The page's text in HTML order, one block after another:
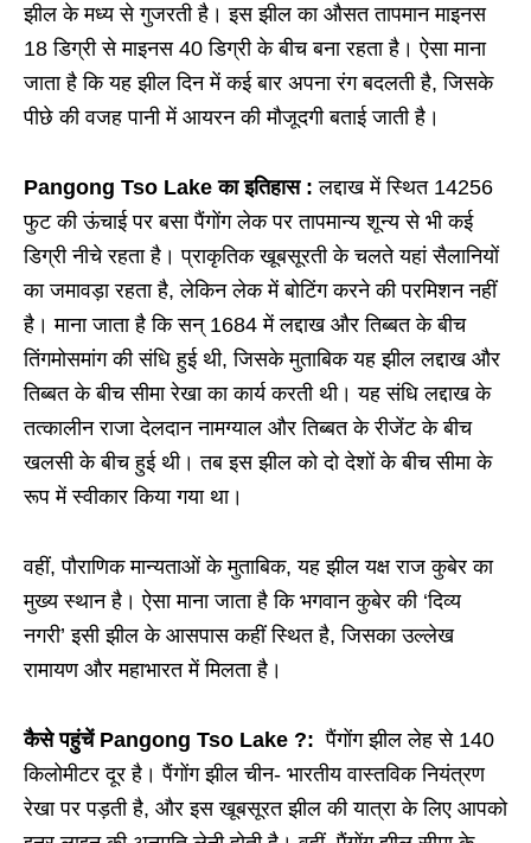
झील के मध्य से गुजरती है। इस झील का औसत तापमान माइनस
18 डिग्री से माइनस 40 डिग्री के बीच बना रहता है। ऐसा माना
जाता है कि यह झील दिन में कई बार अपना रंग बदलती है, जिसके
पीछे की वजह पानी में आयरन की मौजूदगी बताई जाती है।
Pangong Tso Lake का इतिहास : लद्दाख में स्थित 14256
फुट की ऊंचाई पर बसा पैंगोंग लेक पर तापमान्य शून्य से भी कई
डिग्री नीचे रहता है। प्राकृतिक खूबसूरती के चलते यहां सैलानियों
का जमावड़ा रहता है, लेकिन लेक में बोटिंग करने की परमिशन नहीं
है। माना जाता है कि सन् 1684 में लद्दाख और तिब्बत के बीच
तिंगमोसमांग की संधि हुई थी, जिसके मुताबिक यह झील लद्दाख और
तिब्बत के बीच सीमा रेखा का कार्य करती थी। यह संधि लद्दाख के
तत्कालीन राजा देलदान नामग्याल और तिब्बत के रीजेंट के बीच
खलसी के बीच हुई थी। तब इस झील को दो देशों के बीच सीमा के
रूप में स्वीकार किया गया था।
वहीं, पौराणिक मान्यताओं के मुताबिक, यह झील यक्ष राज कुबेर का
मुख्य स्थान है। ऐसा माना जाता है कि भगवान कुबेर की ‘दिव्य
नगरी’ इसी झील के आसपास कहीं स्थित है, जिसका उल्लेख
रामायण और महाभारत में मिलता है।
कैसे पहुंचें Pangong Tso Lake ?: पैंगोंग झील लेह से 140
किलोमीटर दूर है। पैंगोंग झील चीन- भारतीय वास्तविक नियंत्रण
रेखा पर पड़ती है, और इस खूबसूरत झील की यात्रा के लिए आपको